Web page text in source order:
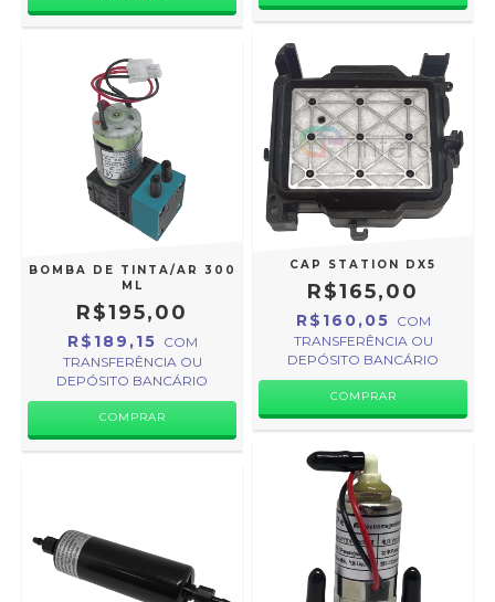
BOMBA DE TINTA/AR 300
ML
R$195,00
R$189,15 COM
TRANSFERÊNCIA OU
DEPÓSITO BANCÁRIO
CAP STATION DX5
R$165,00
R$160,05 COM
TRANSFERÊNCIA OU
DEPÓSITO BANCÁRIO